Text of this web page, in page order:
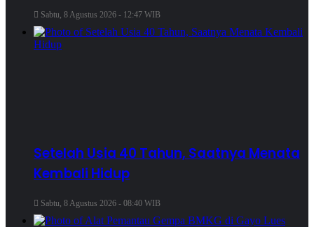
Sabtu, 8 Agustus 2026 - 12:47 WIB
Setelah Usia 40 Tahun, Saatnya Menata
Kembali Hidup
Sabtu, 8 Agustus 2026 - 08:40 WIB